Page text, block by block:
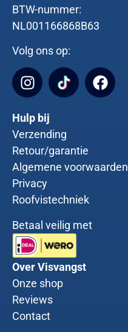
BTW-nummer:
NL001166868B63
Volg ons op:
Hulp bij
Verzending
Retour/garantie
Algemene voorwaarden
Privacy
Roofvistechniek
Betaal veilig met
Over Visvangst
Onze shop
Reviews
Contact